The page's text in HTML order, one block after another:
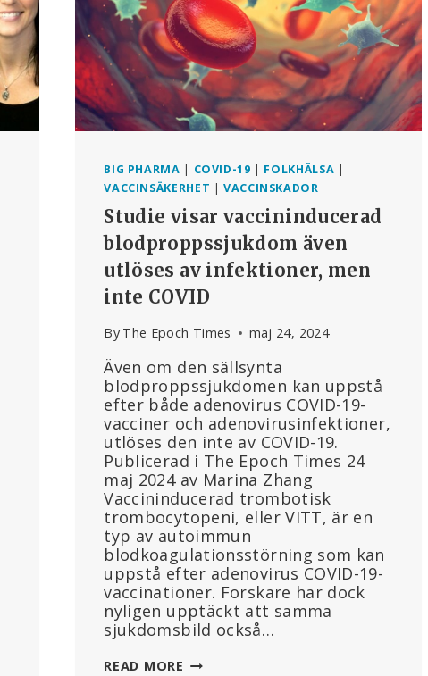
BIG PHARMA | COVID-19 | FOLKHÄLSA |
VACCINSÄKERHET |VACCINSKADOR
Studie visar vaccininducerad
blodproppssjukdom även
utlöses av infektioner, men
inte COVID
By The Epoch Times maj 24, 2024
Även om den sällsynta
blodproppssjukdomen kan uppstå
efter både adenovirus COVID-19-
vacciner och adenovirusinfektioner,
utlöses den inte av COVID-19.
Publicerad i The Epoch Times 24
maj 2024 av Marina Zhang
Vaccininducerad trombotisk
trombocytopeni, eller VITT, är en
typ av autoimmun
blodkoagulationsstörning som kan
uppstå efter adenovirus COVID-19-
vaccinationer. Forskare har dock
nyligen upptäckt att samma
sjukdomsbild också…
READ MORE STUDIE